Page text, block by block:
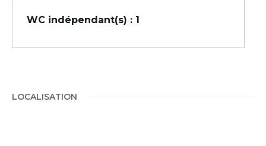
WC indépendant(s) : 1
LOCALISATION